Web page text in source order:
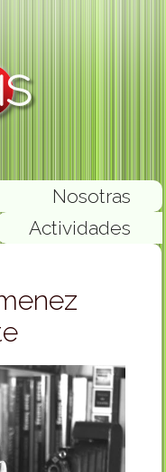
Nosotras
Actividades